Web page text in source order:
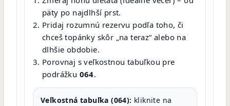
päty po najdlhší prst.
Pridaj rozumnú rezervu podľa toho, či
chceš topánky skôr „na teraz“ alebo na
dlhšie obdobie.
Porovnaj s veľkostnou tabuľkou pre
podrážku 064.
Veľkostná tabuľka (064): kliknite na